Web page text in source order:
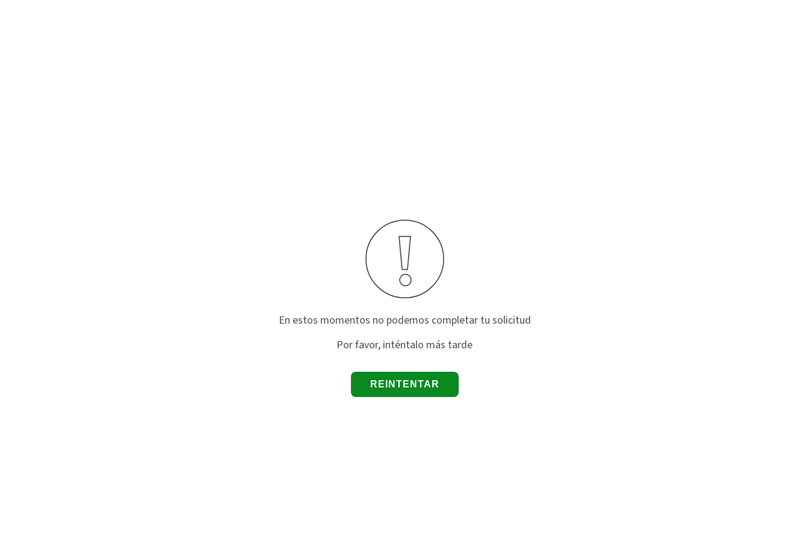
En estos momentos no podemos completar tu solicitud
Por favor, inténtalo más tarde
REINTENTAR